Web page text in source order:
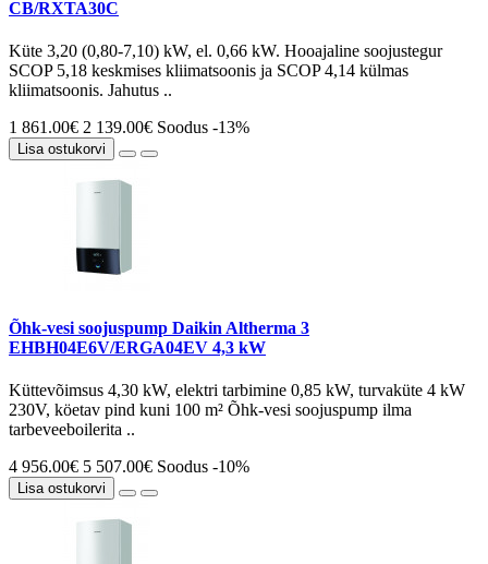
CB/RXTA30C
Küte 3,20 (0,80-7,10) kW, el. 0,66 kW. Hooajaline soojustegur
SCOP 5,18 keskmises kliimatsoonis ja SCOP 4,14 külmas
kliimatsoonis. Jahutus ..
1 861.00€ 2 139.00€ Soodus -13%
Lisa ostukorvi
Õhk-vesi soojuspump Daikin Altherma 3
EHBH04E6V/ERGA04EV 4,3 kW
Küttevõimsus 4,30 kW, elektri tarbimine 0,85 kW, turvaküte 4 kW
230V, köetav pind kuni 100 m² Õhk-vesi soojuspump ilma
tarbeveeboilerita ..
4 956.00€ 5 507.00€ Soodus -10%
Lisa ostukorvi